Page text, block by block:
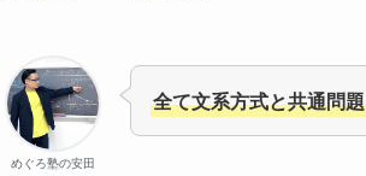
めぐろ塾の安田
全て文系方式と共通問題